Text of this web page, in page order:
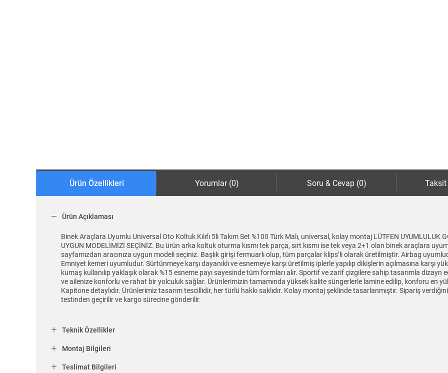
Ürün Özellikleri Yorumlar (0) Soru & Cevap (0) Taksit
Ürün Açıklaması
Binek Araçlara Uyumlu Universal Oto Koltuk Kılıfı 5li Takım Set %100 Türk Malı, universal, kolay montaj LÜTFEN UYUMLULUK
UYGUN MODELİMİZİ SEÇİNİZ. Bu ürün arka koltuk oturma kısmı tek parça, sırt kısmı ise tek veya 2+1 olan binek araçlara
sayfamızdan aracınıza uygun modeli seçiniz. Başlık girişi fermuarlı olup, tüm parçalar klips’li olarak üretilmiştir. Airbag
Emniyet kemeri uyumludur. Sürtünmeye karşı dayanıklı ve esnemeye karşı üretilmiş iplerle yapılıp dikişlerin açılmasına karşı
kumaş kullanılıp yaklaşık olarak %15 esneme payı sayesinde tüm formları alır. Sportif ve zarif çizgilere sahip tasarımla
ve ailenize konforlu ve rahat bir yolculuk sağlar. Ürünlerimizin tamamında yüksek kalite süngerlerle lamine edilip, konforu en
Kapitone detaylıdır. Ürünlerimiz tasarım tescillidir, her türlü hakkı saklıdır. Kolay montaj şeklinde tasarlanmıştır. Sipariş
testinden geçirilir ve kargo sürecine gönderilir.
Teknik Özellikler
Montaj Bilgileri
Teslimat Bilgileri